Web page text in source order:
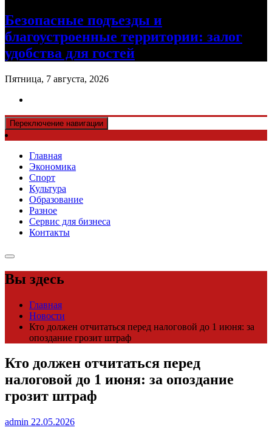
Безопасные подъезды и
благоустроенные территории: залог
удобства для гостей
Пятница, 7 августа, 2026
Переключение навигации
Главная
Экономика
Спорт
Культура
Образование
Разное
Сервис для бизнеса
Контакты
Вы здесь
Главная
Новости
Кто должен отчитаться перед налоговой до 1 июня: за
опоздание грозит штраф
Кто должен отчитаться перед
налоговой до 1 июня: за опоздание
грозит штраф
admin 22.05.2026